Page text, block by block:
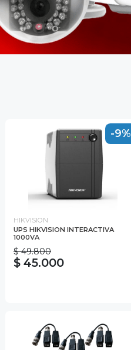
-9%
HIKVISION
UPS HIKVISION INTERACTIVA
1000VA
$ 49.800
$ 45.000